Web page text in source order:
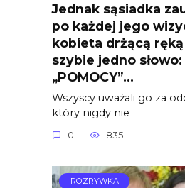
Jednak sąsiadka
po każdej jego
kobieta drżącą ręką
szybie jedno słowo:
„POMOCY”…
Wszyscy uważali go za
który nigdy nie
0 835
ROZRYWKA